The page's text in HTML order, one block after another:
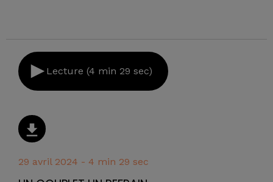
Lecture (4 min 29 sec)
29 avril 2024 - 4 min 29 sec